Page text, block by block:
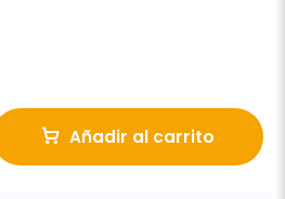
Añadir al carrito